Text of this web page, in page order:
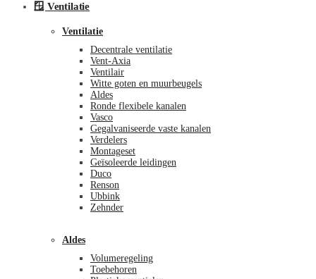
🪟 Ventilatie
Ventilatie
Decentrale ventilatie
Vent-Axia
Ventilair
Witte goten en muurbeugels
Aldes
Ronde flexibele kanalen
Vasco
Gegalvaniseerde vaste kanalen
Verdelers
Montageset
Geïsoleerde leidingen
Duco
Renson
Ubbink
Zehnder
Aldes
Volumeregeling
Toebehoren